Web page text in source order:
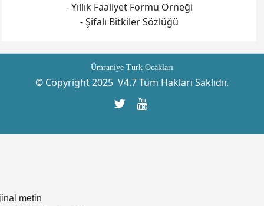
- Yıllık Faaliyet Formu Örneği
- Şifalı Bitkiler Sözlüğü
Ümraniye Türk Ocakları
© Copyright 2025 V4.7 Tüm Hakları Saklıdır.
metin